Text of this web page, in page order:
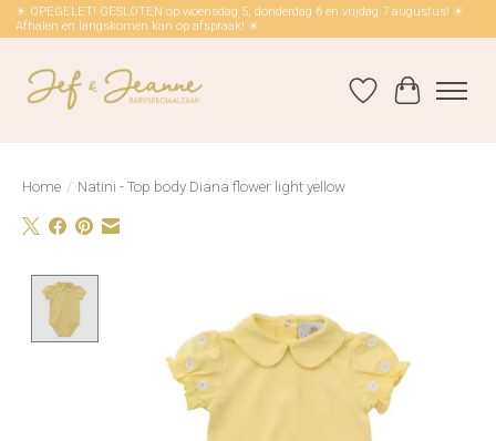
☀ OPEGELET! GESLOTEN op woensdag 5, donderdag 6 en vrijdag 7 augustus! ☀
Afhalen en langskomen kan op afspraak! ☀
Verlanglijst
Home / Natini - Top body Diana flower light yellow